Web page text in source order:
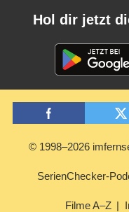
Hol dir jetzt
© 1998–2026
SerienChecker-
Filme A–Z